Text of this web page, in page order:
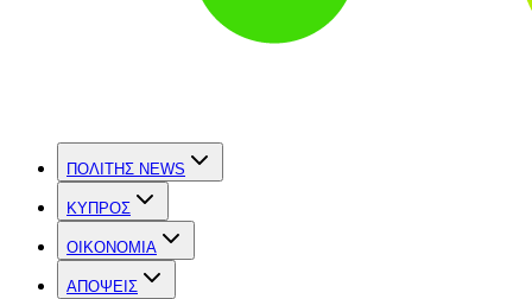
ΠΟΛΙΤΗΣ NEWS
ΚΥΠΡΟΣ
OIKONOMIA
ΑΠΟΨΕΙΣ